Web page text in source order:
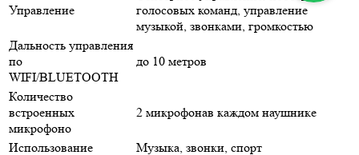
Управление
голосовых команд, управление
музыкой, звонками, громкостью
Дальность управления
по
WIFI/BLUETOOTH
до 10 метров
Количество
встроенных
микрофоно
2 микрофонав каждом наушнике
Использование
Музыка, звонки, спорт